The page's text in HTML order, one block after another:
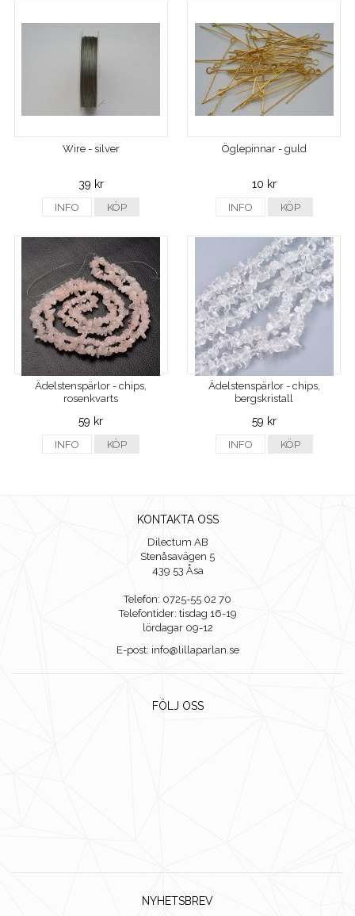
Wire - silver
39 kr
INFO KÖP
Öglepinnar - guld
10 kr
INFO KÖP
Ädelstenspärlor - chips,
rosenkvarts
59 kr
INFO KÖP
Ädelstenspärlor - chips,
bergskristall
59 kr
INFO KÖP
KONTAKTA OSS
Dilectum AB
Stenåsavägen 5
439 53 Åsa
Telefon: 0725-55 02 70
Telefontider: tisdag 16-19
lördagar 09-12
E-post: info@lillaparlan.se
FÖLJ OSS
NYHETSBREV